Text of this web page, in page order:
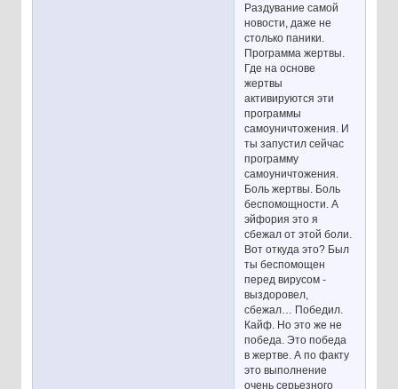
Раздувание самой
новости, даже не
столько паники.
Программа жертвы.
Где на основе
жертвы
активируются эти
программы
самоуничтожения. И
ты запустил сейчас
программу
самоуничтожения.
Боль жертвы. Боль
беспомощности. А
эйфория это я
сбежал от этой боли.
Вот откуда это? Был
ты беспомощен
перед вирусом -
выздоровел,
сбежал… Победил.
Кайф. Но это же не
победа. Это победа
в жертве. А по факту
это выполнение
очень серьезного